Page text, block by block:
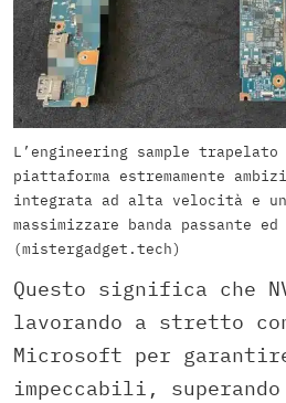
L’engineering sample trapelato
piattaforma estremamente
integrata ad alta velocità e
massimizzare banda passante
(mistergadget.tech)
Questo significa che
lavorando a stretto
Microsoft per
impeccabili,